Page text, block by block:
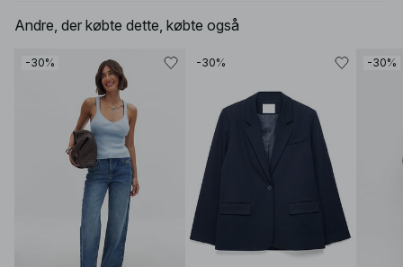
Andre, der købte dette, købte også
-30% -30% -30%